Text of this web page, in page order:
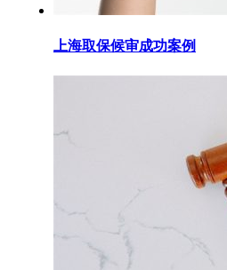
上海取保候审成功案例